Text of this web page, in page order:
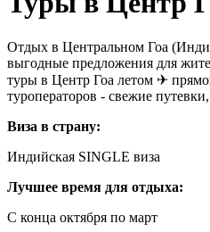
Отдых в Центральном Гоа
выгодные предложения для
туры в Центр Гоа летом ✈
туроператоров - свежие
Виза в страну:
Индийская SINGLE виза
Лучшее время для отдыха:
С конца октября по март